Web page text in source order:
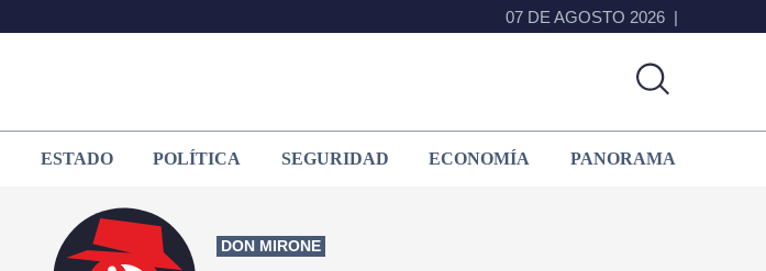
07 DE AGOSTO 2026
ESTADO POLÍTICA SEGURIDAD ECONOMÍA PANORAMA
DON MIRONE